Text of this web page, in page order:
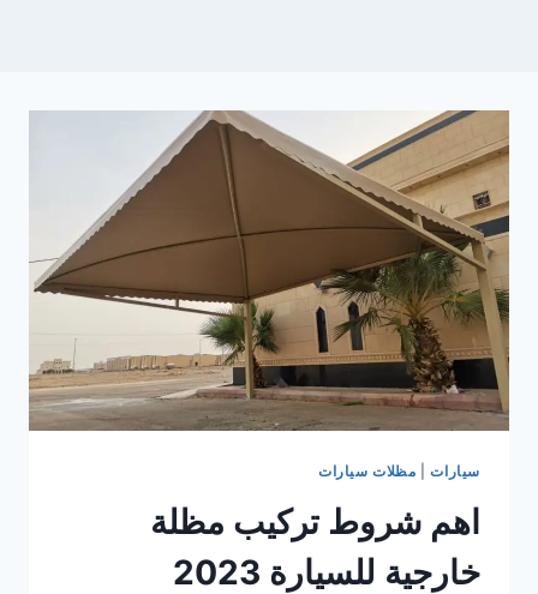
سيارات| مظلات سيارات
اهم شروط تركيب مظلة
خارجية للسيارة 2023